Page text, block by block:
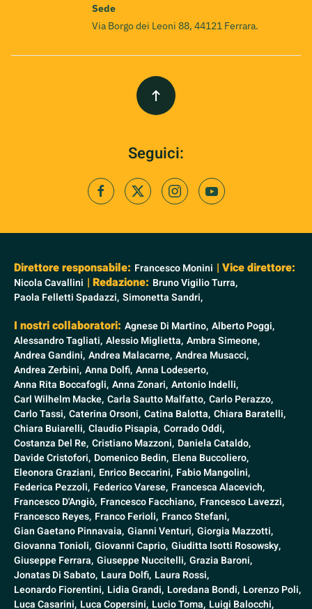
Sede
Via Borgo dei Leoni 88, 44121 Ferrara.
Seguici:
Direttore responsabile: Francesco Monini | Vice direttore:
Nicola Cavallini | Redazione: Bruno Vigilio Turra,
Paola Felletti Spadazzi, Simonetta Sandri,
I nostri collaboratori: Agnese Di Martino, Alberto Poggi,
Alessandro Tagliati, Alessio Miglietta, Ambra Simeone,
Andrea Gandini, Andrea Malacarne, Andrea Musacci,
Andrea Zerbini, Anna Dolfi, Anna Lodeserto,
Anna Rita Boccafogli, Anna Zonari, Antonio Indelli,
Carl Wilhelm Macke, Carla Sautto Malfatto, Carlo Perazzo,
Carlo Tassi, Caterina Orsoni, Catina Balotta, Chiara Baratelli,
Chiara Buiarelli, Claudio Pisapia, Corrado Oddi,
Costanza Del Re, Cristiano Mazzoni, Daniela Cataldo,
Davide Cristofori, Domenico Bedin, Elena Buccoliero,
Eleonora Graziani, Enrico Beccarini, Fabio Mangolini,
Federica Pezzoli, Federico Varese, Francesca Alacevich,
Francesco D'Angiò, Francesco Facchiano, Francesco Lavezzi,
Francesco Reyes, Franco Ferioli, Franco Stefani,
Gian Gaetano Pinnavaia, Gianni Venturi, Giorgia Mazzotti,
Giovanna Tonioli, Giovanni Caprio, Giuditta Isotti Rosowsky,
Giuseppe Ferrara, Giuseppe Nuccitelli, Grazia Baroni,
Jonatas Di Sabato, Laura Dolfi, Laura Rossi,
Leonardo Fiorentini, Lidia Grandi, Loredana Bondi, Lorenzo Poli,
Luca Casarini, Luca Copersini, Lucio Toma, Luigi Balocchi,